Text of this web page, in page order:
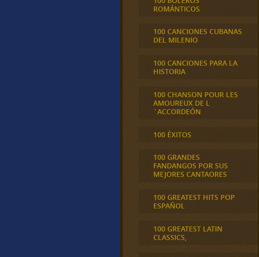
ROMÁNTICOS
100 CANCIONES CUBANAS
DEL MILENIO
100 CANCIONES PARA LA
HISTORIA
100 CHANSON POUR LES
AMOUREUX DE L
´ACCORDEÓN
100 ÉXITOS
100 GRANDES
FANDANGOS POR SUS
MEJORES CANTAORES
100 GREATEST HITS POP
ESPAÑOL
100 GREATEST LATIN
CLASSICS,